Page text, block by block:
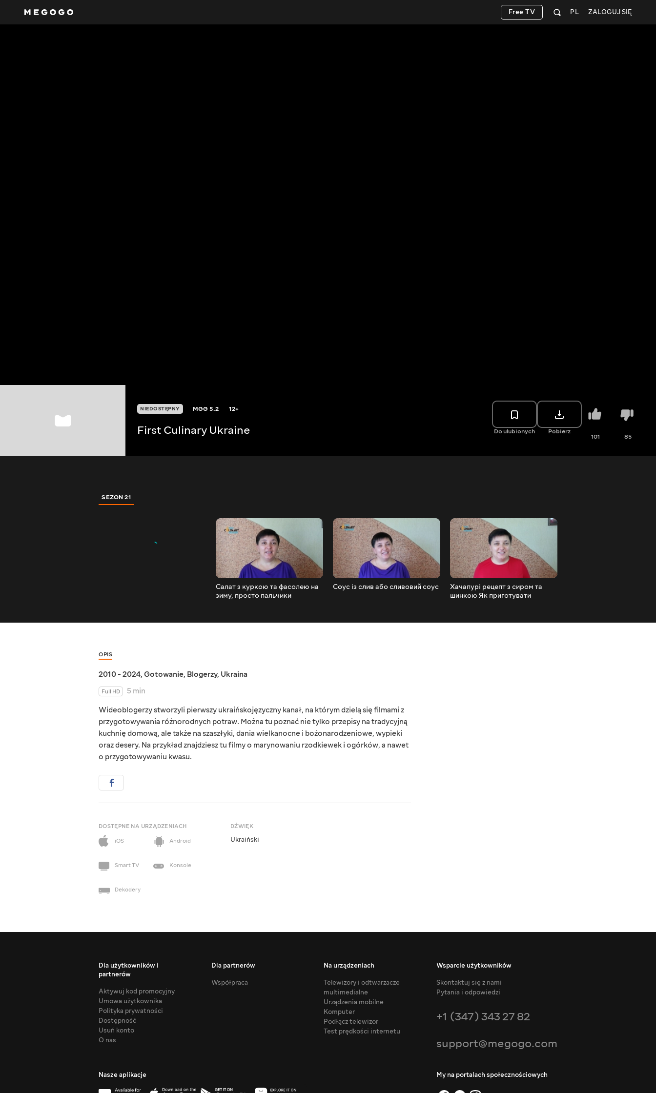
ZALOGUJ SIĘ
PL
Free TV
NIEDOSTĘPNY MGG5.2 12+
First Culinary Ukraine Do ulubionych Pobierz
101 85
SEZON 21
Салат з куркою та фасолею на
зиму, просто пальчики
Соус із слив або сливовий соус
Хачапурі рецепт з сиром та
шинкою Як приготувати
OPIS
2010 - 2024, Gotowanie, Blogerzy, Ukraina
Full HD
5 min
Wideoblogerzy stworzyli pierwszy ukraińskojęzyczny kanał, na którym dzielą się filmami z
przygotowywania różnorodnych potraw. Można tu poznać nie tylko przepisy na tradycyjną
kuchnię domową, ale także na szaszłyki, dania wielkanocne i bożonarodzeniowe, wypieki
oraz desery. Na przykład znajdziesz tu filmy o marynowaniu rzodkiewek i ogórków, a nawet
o przygotowywaniu kwasu.
DOSTĘPNE NA URZĄDZENIACH
iOS
Android
Smart TV Konsole
Dekodery
DŹWIĘK
Ukraiński
Dla użytkowników i
partnerów
Aktywuj kod promocyjny
Umowa użytkownika
Polityka prywatności
Dostępność
Usuń konto
O nas
Dla partnerów
Współpraca
Na urządzeniach
Telewizory i odtwarzacze
multimedialne
Urządzenia mobilne
Komputer
Podłącz telewizor
Test prędkości internetu
Wsparcie użytkowników
Skontaktuj się z nami
Pytania i odpowiedzi
+1 (347) 343 27 82
support@megogo.com
Nasze aplikacje My na portalach społecznościowych